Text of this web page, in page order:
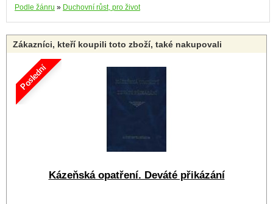
Podle žánru » Duchovní růst, pro život
Zákazníci, kteří koupili toto zboží, také nakupovali
Poslední
Kázeňská opatření. Deváté přikázání